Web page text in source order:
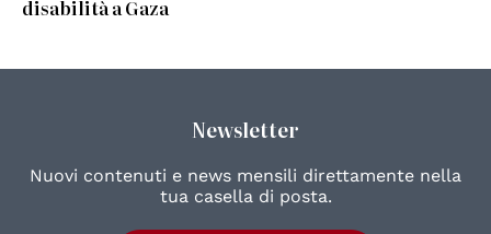
disabilità a Gaza
Newsletter
Nuovi contenuti e news mensili direttamente nella
tua casella di posta.